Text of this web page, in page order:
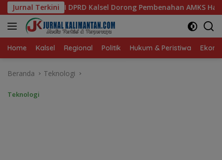
Langsung
ke
konten
Jurnal Terkini
Dorong Pembenahan AMKS Hasanuddin Ketua TP
Home Kalsel Regional Politik Hukum & Peristiwa
Beranda Teknologi
Teknologi